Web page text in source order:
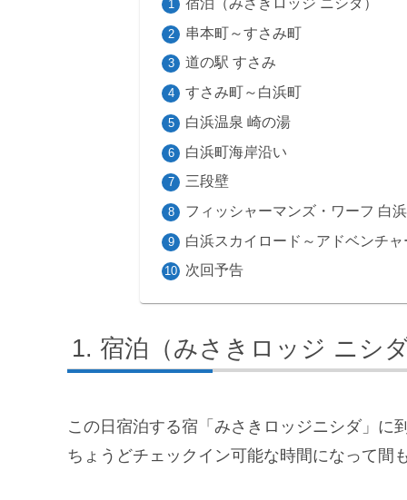
串本町～すさみ町
道の駅 すさみ
すさみ町～白浜町
白浜温泉 崎の湯
白浜町海岸沿い
三段壁
フィッシャーマンズ・ワーフ 白
白浜スカイロード～アドベンチ
次回予告
宿泊（みさきロッジ ニシ
この日宿泊する宿「みさきロッジニシダ」に
ちょうどチェックイン可能な時間になって間